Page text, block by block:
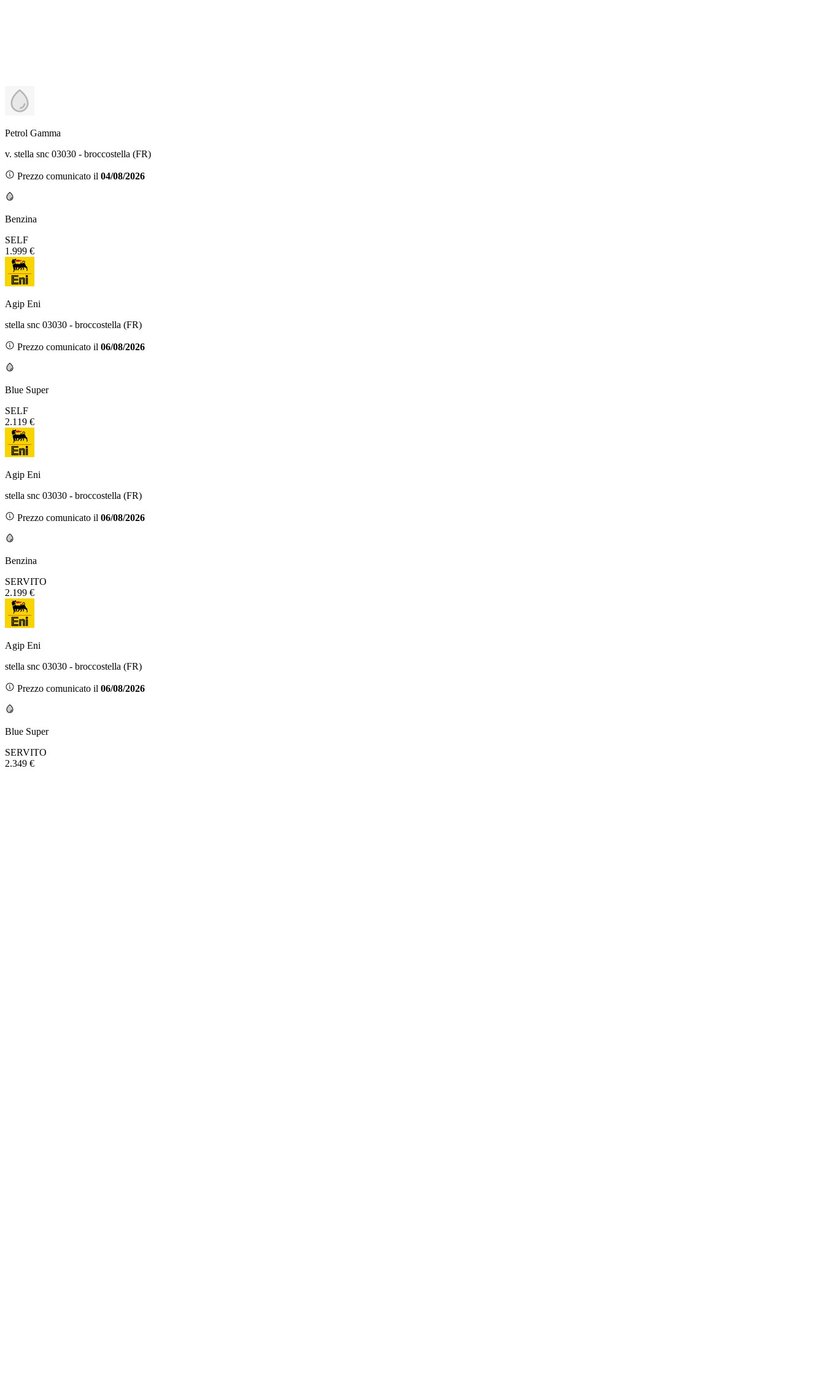
Petrol Gamma
v. stella snc 03030 - broccostella (FR)
Prezzo comunicato il 04/08/2026
Benzina
SELF
1.999 €
Agip Eni
stella snc 03030 - broccostella (FR)
Prezzo comunicato il 06/08/2026
Blue Super
SELF
2.119 €
Agip Eni
stella snc 03030 - broccostella (FR)
Prezzo comunicato il 06/08/2026
Benzina
SERVITO
2.199 €
Agip Eni
stella snc 03030 - broccostella (FR)
Prezzo comunicato il 06/08/2026
Blue Super
SERVITO
2.349 €